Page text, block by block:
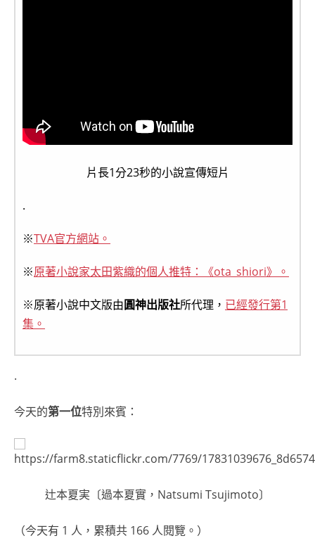
片長1分23秒的小說宣傳短片
.
※TVA官方網站。
※原著小說家太田紫織的個人推特：《ota_shiori》。
※原著小說中文版由圓神出版社所代理， 已經發行第1
集。
.
今天的第一位特別來賓：
辻本夏実〔過本夏實，Natsumi Tsujimoto〕
（今天有 1 人，累積共 166 人閱覽。）